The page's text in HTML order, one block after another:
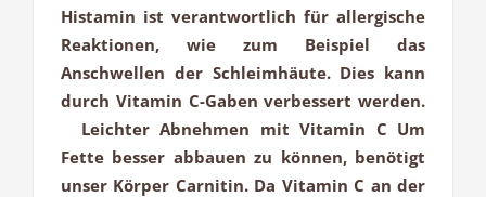
Histamin ist verantwortlich für allergische
Reaktionen, wie zum Beispiel das
Anschwellen der Schleimhäute. Dies kann
durch Vitamin C-Gaben verbessert werden.
Leichter Abnehmen mit Vitamin C Um
Fette besser abbauen zu können, benötigt
unser Körper Carnitin. Da Vitamin C an der